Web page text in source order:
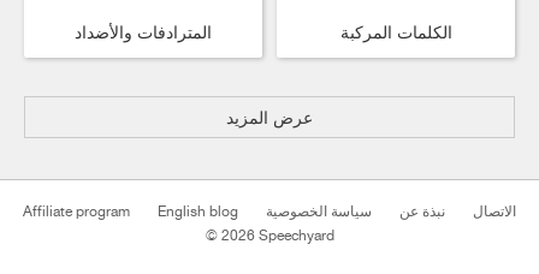
المترادفات والأضداد الكلمات المركبة
عرض المزيد
Affiliate program English blog سياسة الخصوصية نبذة عن
الاتصال
© 2026 Speechyard